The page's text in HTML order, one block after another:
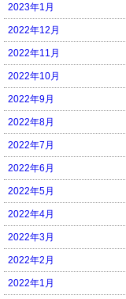
2023年1月
2022年12月
2022年11月
2022年10月
2022年9月
2022年8月
2022年7月
2022年6月
2022年5月
2022年4月
2022年3月
2022年2月
2022年1月